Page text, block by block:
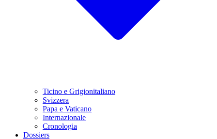
Ticino e Grigionitaliano
Svizzera
Papa e Vaticano
Internazionale
Cronologia
Dossiers